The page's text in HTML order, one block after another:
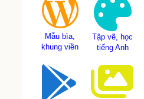
Mẫu bìa,
khung viền
Tập vẽ, học
tiếng Anh